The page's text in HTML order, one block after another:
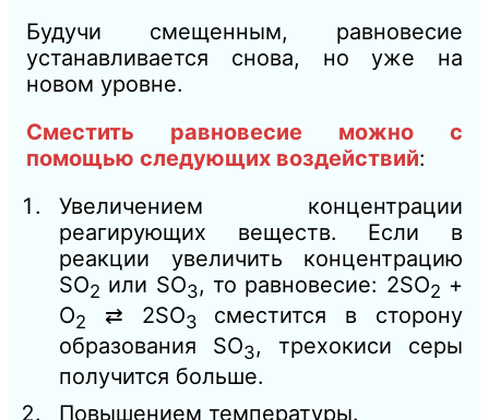
Будучи смещенным, равновесие
устанавливается снова, но уже на
новом уровне.
Сместить равновесие можно с
помощью следующих воздействий:
Увеличением концентрации
реагирующих веществ. Если в
реакции увеличить концентрацию
SО2 или SО3, то равновесие: 2SО2 +
О2 ⇄ 2SО3 сместится в сторону
образования SО3, трехокиси серы
получится больше.
Повышением температуры.